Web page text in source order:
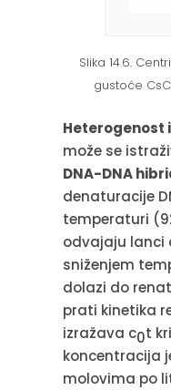
Slika 14.6.
gustoće
Heterogenost
može se
DNA-DNA
denaturacije
temperaturi
odvajaju lanci
sniženjem
dolazi do
prati kinetika
izražava c0t
koncentracija
molovima po